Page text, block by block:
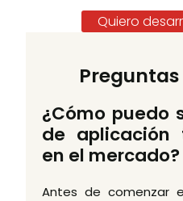
Quiero
¿Cómo puedo
de aplicación
en el mercado?
Antes de comenzar